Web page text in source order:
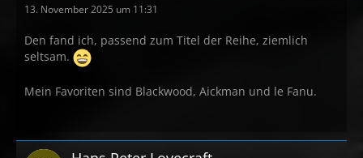
13. November 2025 um 11:31
Den fand ich, passend zum Titel der Reihe, ziemlich
seltsam.
Mein Favoriten sind Blackwood, Aickman und le Fanu.